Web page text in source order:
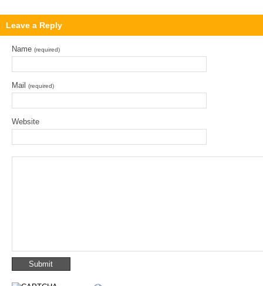
Leave a Reply
Name (required)
Mail (required)
Website